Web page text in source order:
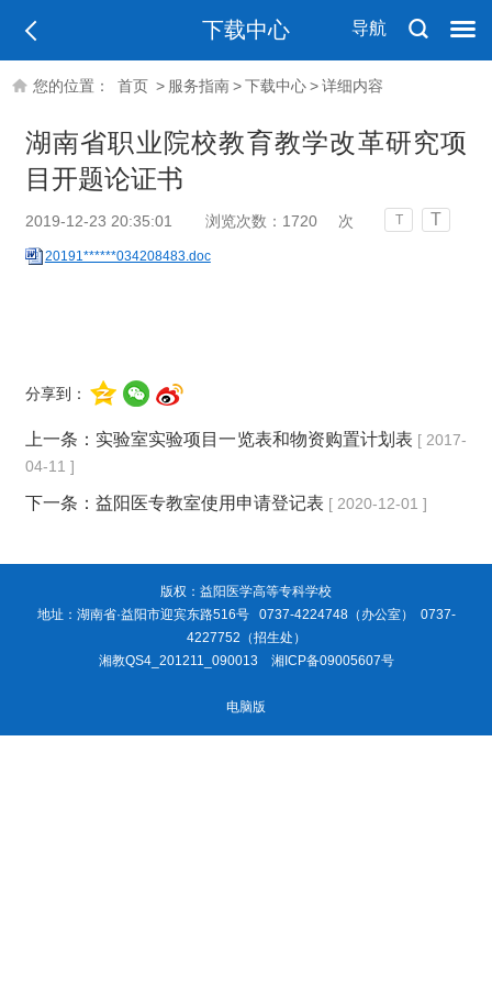
导航
下载中心
您的位置： 首页 > 服务指南>下载中心>详细内容
湖南省职业院校教育教学改革研究项
目开题论证书
2019-12-23 20:35:01 浏览次数： 1720 次 T T
20191******034208483.doc
分享到：
上一条： 实验室实验项目一览表和物资购置计划表 [ 2017-
04-11 ]
下一条： 益阳医专教室使用申请登记表 [ 2020-12-01 ]
版权：益阳医学高等专科学校
地址：湖南省·益阳市迎宾东路516号 0737-4224748（办公室） 0737-
4227752（招生处）
湘教QS4_201211_090013 湘ICP备09005607号
电脑版